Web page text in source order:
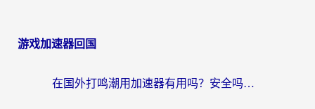
游戏加速器回国
在国外打鸣潮用加速器有用吗？安全吗？海外玩家国服游戏加速全指南